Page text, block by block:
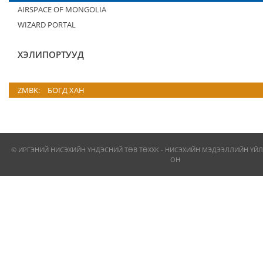
AIRSPACE OF MONGOLIA
WIZARD PORTAL
ХЭЛИПОРТУУД
ZMBK: БОГД ХАН
© ИРГЭНИЙ НИСЭХИЙН ҮНДЭСНИЙ ТӨВ ТӨХХК - НИСЭХИЙН МЭДЭЭЛЛИЙН
ОН